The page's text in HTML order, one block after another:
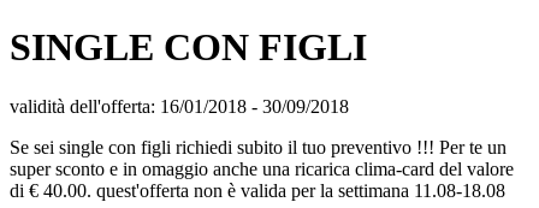
SINGLE CON FIGLI
validità dell'offerta: 16/01/2018 - 30/09/2018
Se sei single con figli richiedi subito il tuo preventivo !!! Per te un
super sconto e in omaggio anche una ricarica clima-card del valore
di € 40.00. quest'offerta non è valida per la settimana 11.08-18.08